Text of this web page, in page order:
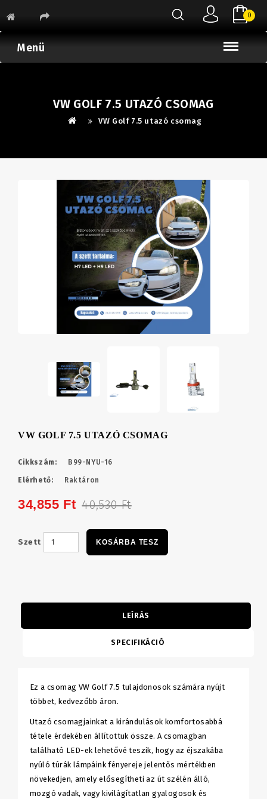
0
Menü
VW GOLF 7.5 UTAZÓ CSOMAG
VW Golf 7.5 utazó csomag
VW GOLF 7.5 UTAZÓ CSOMAG
Cikkszám: B99-NYU-16
Elérhető: Raktáron
34,855 Ft 40,530 Ft
Szett KOSÁRBA TESZ
LEÍRÁS
SPECIFIKÁCIÓ
Ez a csomag VW Golf 7.5 tulajdonosok számára nyújt
többet, kedvezőbb áron.
Utazó csomagjainkat a kirándulások komfortosabbá
tétele érdekében állítottuk össze. A csomagban
található LED-ek lehetővé teszik, hogy az éjszakába
nyúló túrák lámpáink fényereje jelentős mértékben
növekedjen, amely elősegítheti az út szélén álló,
mozgó vadak, vagy kivilágítatlan gyalogosok és